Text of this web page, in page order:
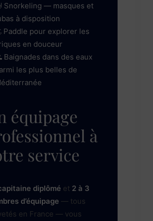
Snorkeling — masques et
à disposition
Paddle pour explorer les
en douceur
Baignades dans des eaux
les plus belles de
équipage
à
service
diplômé et 2 à 3
d’équipage — tous
en France — vous